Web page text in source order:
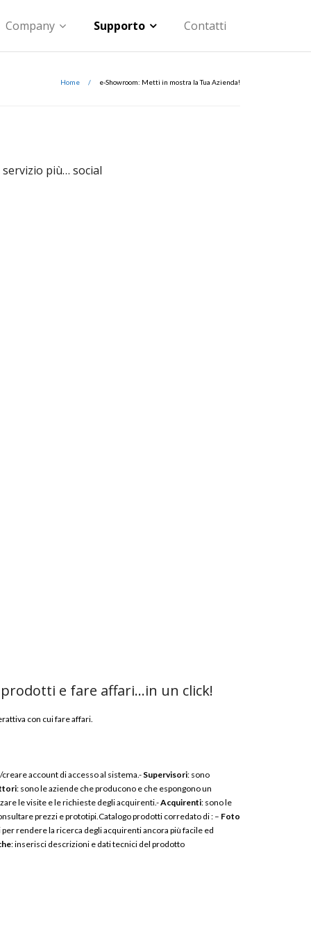
Company Supporto Contatti
Home / e-Showroom: Metti in mostra la Tua Azienda!
più… social
e fare affari…in un click!
con cui fare affari.
account di accesso al sistema.- Supervisori: sono
: sono le aziende che producono e che espongono un
le visite e le richieste degli acquirenti.-Acquirenti: sono le
prezzi e prototipi.Catalogo prodotti corredato di : – Foto
rendere la ricerca degli acquirenti ancora più facile ed
: inserisci descrizioni e dati tecnici del prodotto